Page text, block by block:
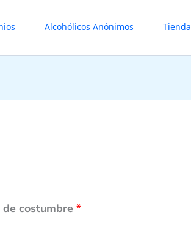
Alcohólicos Anónimos Tienda
de costumbre*